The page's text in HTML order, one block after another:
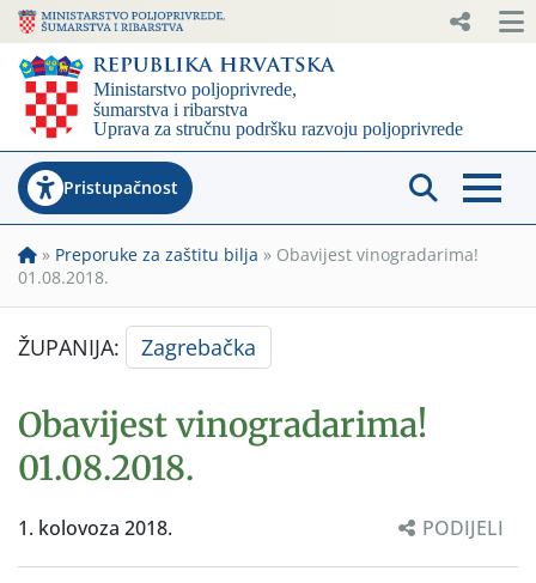
Pristupačnost
» Preporuke za zaštitu bilja » Obavijest vinogradarima!
01.08.2018.
ŽUPANIJA: Zagrebačka
Obavijest vinogradarima!
01.08.2018.
1. kolovoza 2018. PODIJELI